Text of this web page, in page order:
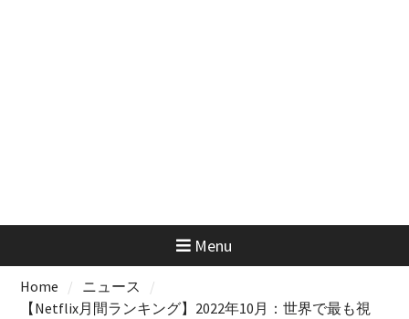
Menu
Home
ニュース
【Netflix月間ランキング】2022年10月：世界で最も視